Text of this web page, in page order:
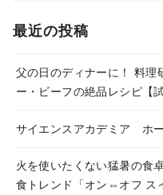
最近の投稿
父の日のディナーに！ 料理
ー・ビーフの絶品レシピ【
サイエンスアカデミア ホ
火を使いたくない猛暑の食
食トレンド「オン⇔オフ ス